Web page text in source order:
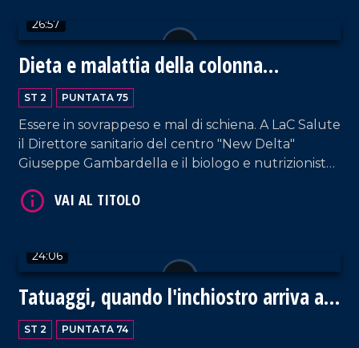
gastroenterologia, Stefano Rodinò.
26:57
Dieta e malattia della colonna
vertebrale
ST 2 PUNTATA 75
Essere in sovrappeso e mal di schiena. A LaC Salute
il Direttore sanitario del centro "New Delta"
Giuseppe Gambardella e il biologo e nutrizionista,
24:06
Tatuaggi, quando l'inchiostro arriva ai
linfonodi
ST 2 PUNTATA 74
VAI AL TITOLO
VAI AL TITOLO